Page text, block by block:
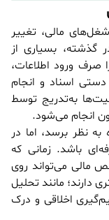
مالی، تغییر
گذشته، بسیاری از
ورود اطلاعات،
اسناد و انجام
به‌تدریج توسط
انجام می‌شود.
نظر برسد، اما در
باشد. زمانی که
مالی می‌تواند روی
دارند؛ مانند تحلیل
اخلاقی و درک